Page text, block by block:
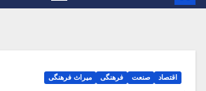
اقتصاد صنعت فرهنگی میراث فرهنگی